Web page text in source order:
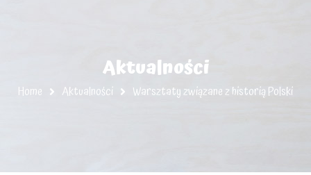
Aktualności
Home Aktualności Warsztaty związane z historią Polski